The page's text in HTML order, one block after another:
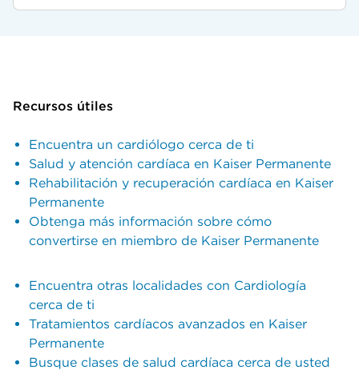
Recursos útiles
Encuentra un cardiólogo cerca de ti
Salud y atención cardíaca en Kaiser Permanente
Rehabilitación y recuperación cardíaca en Kaiser
Permanente
Obtenga más información sobre cómo
convertirse en miembro de Kaiser Permanente
Encuentra otras localidades con Cardiología
cerca de ti
Tratamientos cardíacos avanzados en Kaiser
Permanente
Busque clases de salud cardíaca cerca de usted